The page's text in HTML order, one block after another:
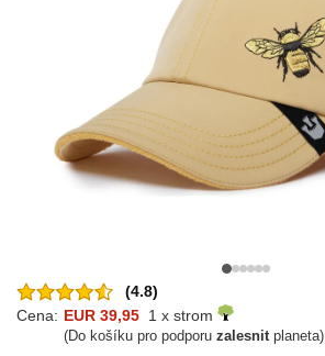
(4.8)
Cena: EUR 39,95 1 x strom
(Do košíku pro podporu zalesnitplaneta)